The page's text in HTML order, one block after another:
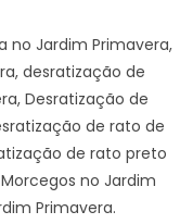
no Jardim Primavera,
desratização de
Desratização de
de rato de
de rato preto
no Jardim
Primavera.